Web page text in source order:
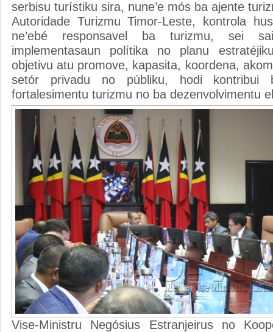
serbisu turístiku sira, nune’e mós ba ajente
Autoridade Turizmu Timor-Leste, kontrola
ne’ebé responsavel ba turizmu, sei
implementasaun polítika no planu
objetivu atu promove, kapasita, koordena,
setór privadu no públiku, hodi kontribui
fortalesimentu turizmu no ba dezenvolvimentu
Vise-Ministru Negósius Estranjeirus no